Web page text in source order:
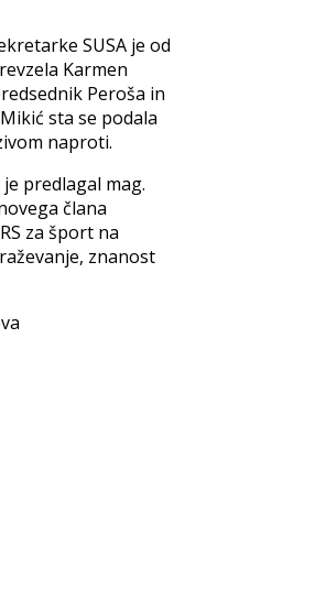
SUSA je od
Karmen
Peroša in
sta se podala
naproti.
predlagal mag.
člana
za šport na
znanost